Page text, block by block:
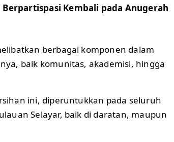
Berpartispasi Kembali pada Anugerah
berbagai komponen dalam
baik komunitas, akademisi, hingga
ini, diperuntukkan pada seluruh
Selayar, baik di daratan, maupun